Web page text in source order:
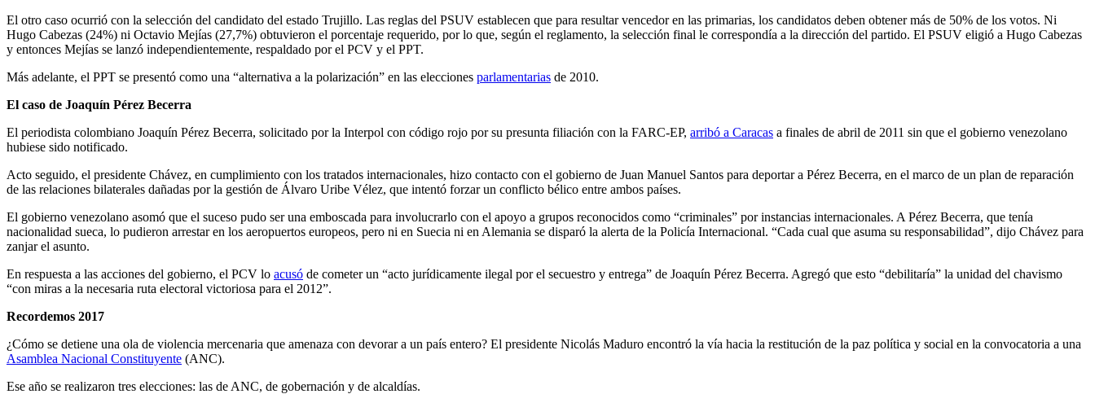
El otro caso ocurrió con la selección del candidato del estado Trujillo. Las reglas del PSUV establecen que para resultar vencedor en las primarias, los candidatos deben obtener más de 50% de los votos. Ni
Hugo Cabezas (24%) ni Octavio Mejías (27,7%) obtuvieron el porcentaje requerido, por lo que, según el reglamento, la selección final le correspondía a la dirección del partido. El PSUV eligió a Hugo Cabezas
y entonces Mejías se lanzó independientemente, respaldado por el PCV y el PPT.
Más adelante, el PPT se presentó como una “alternativa a la polarización” en las elecciones parlamentarias de 2010.
El caso de Joaquín Pérez Becerra
El periodista colombiano Joaquín Pérez Becerra, solicitado por la Interpol con código rojo por su presunta filiación con la FARC-EP, arribó a Caracas a finales de abril de 2011 sin que el gobierno venezolano
hubiese sido notificado.
Acto seguido, el presidente Chávez, en cumplimiento con los tratados internacionales, hizo contacto con el gobierno de Juan Manuel Santos para deportar a Pérez Becerra, en el marco de un plan de reparación
de las relaciones bilaterales dañadas por la gestión de Álvaro Uribe Vélez, que intentó forzar un conflicto bélico entre ambos países.
El gobierno venezolano asomó que el suceso pudo ser una emboscada para involucrarlo con el apoyo a grupos reconocidos como “criminales” por instancias internacionales. A Pérez Becerra, que tenía
nacionalidad sueca, lo pudieron arrestar en los aeropuertos europeos, pero ni en Suecia ni en Alemania se disparó la alerta de la Policía Internacional. “Cada cual que asuma su responsabilidad”, dijo Chávez para
zanjar el asunto.
En respuesta a las acciones del gobierno, el PCV lo acusó de cometer un “acto jurídicamente ilegal por el secuestro y entrega” de Joaquín Pérez Becerra. Agregó que esto “debilitaría” la unidad del chavismo
“con miras a la necesaria ruta electoral victoriosa para el 2012”.
Recordemos 2017
¿Cómo se detiene una ola de violencia mercenaria que amenaza con devorar a un país entero? El presidente Nicolás Maduro encontró la vía hacia la restitución de la paz política y social en la convocatoria a una
Asamblea Nacional Constituyente (ANC).
Ese año se realizaron tres elecciones: las de ANC, de gobernación y de alcaldías.